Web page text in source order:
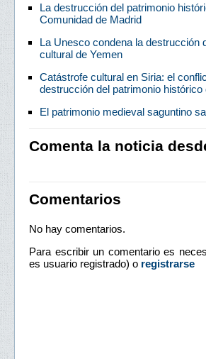
La destrucción del patrimonio
Comunidad de Madrid
La Unesco condena la destrucción
cultural de Yemen
Catástrofe cultural en Siria: el
destrucción del patrimonio histórico
El patrimonio medieval saguntino
Comenta la noticia
Comentarios
No hay comentarios.
Para escribir un comentario es
es usuario registrado) o registrarse